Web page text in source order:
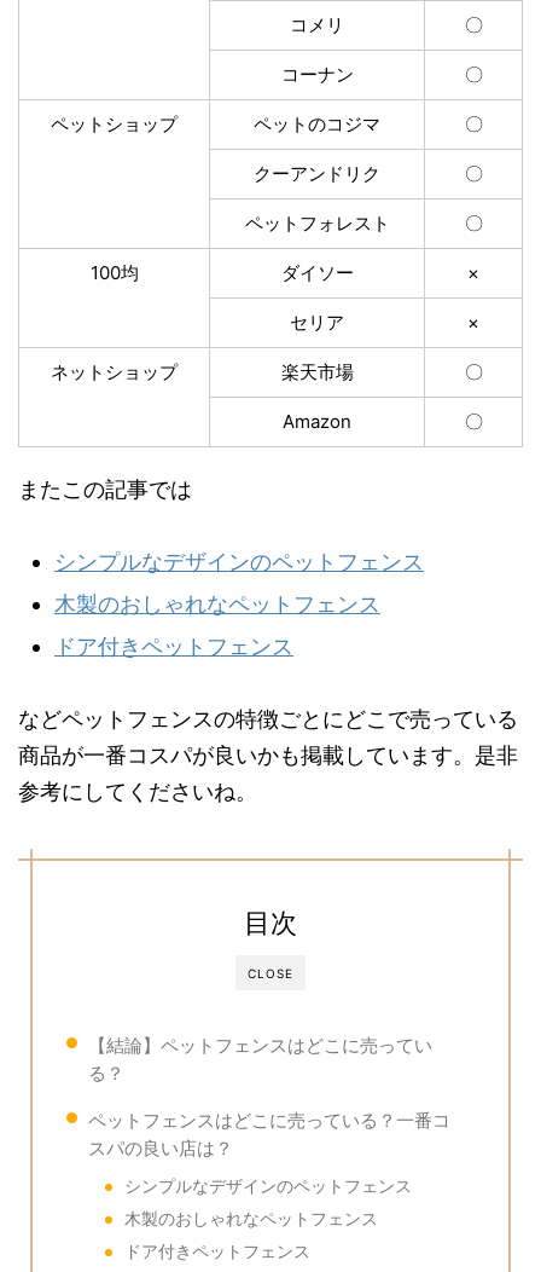
コメリ 〇
コーナン 〇
ペットショップ ペットのコジマ 〇
クーアンドリク 〇
ペットフォレスト 〇
100均 ダイソー ×
セリア ×
ネットショップ 楽天市場 〇
Amazon 〇
またこの記事では
シンプルなデザインのペットフェンス
木製のおしゃれなペットフェンス
ドア付きペットフェンス
などペットフェンスの特徴ごとにどこで売っている
商品が一番コスパが良いかも掲載しています。是非
参考にしてくださいね。
CLOSE
目次
【結論】ペットフェンスはどこに売ってい
る？
ペットフェンスはどこに売っている？一番コ
スパの良い店は？
シンプルなデザインのペットフェンス
木製のおしゃれなペットフェンス
ドア付きペットフェンス